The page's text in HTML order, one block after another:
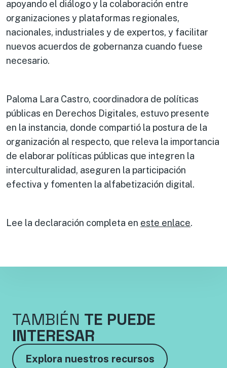
apoyando el diálogo y la colaboración entre
organizaciones y plataformas regionales,
nacionales, industriales y de expertos, y facilitar
nuevos acuerdos de gobernanza cuando fuese
necesario.
Paloma Lara Castro, coordinadora de políticas
públicas en Derechos Digitales, estuvo presente
en la instancia, donde compartió la postura de la
organización al respecto, que releva la importancia
de elaborar políticas públicas que integren la
interculturalidad, aseguren la participación
efectiva y fomenten la alfabetización digital.
Lee la declaración completa en este enlace.
TAMBIÉN TE PUEDE
INTERESAR
Explora nuestros recursos